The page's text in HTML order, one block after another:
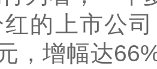
的上市公
，增幅达